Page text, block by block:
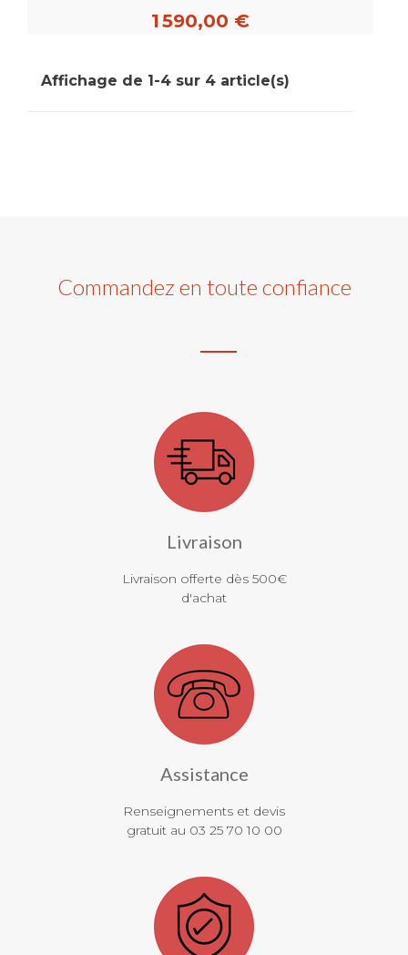
1 590,00 €
Affichage de 1-4 sur 4 article(s)
Commandez en toute confiance
Livraison
Livraison offerte dès 500€
d'achat
Assistance
Renseignements et devis
gratuit au 03 25 70 10 00